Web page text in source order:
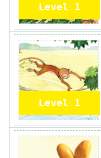
Level 1
Level 1